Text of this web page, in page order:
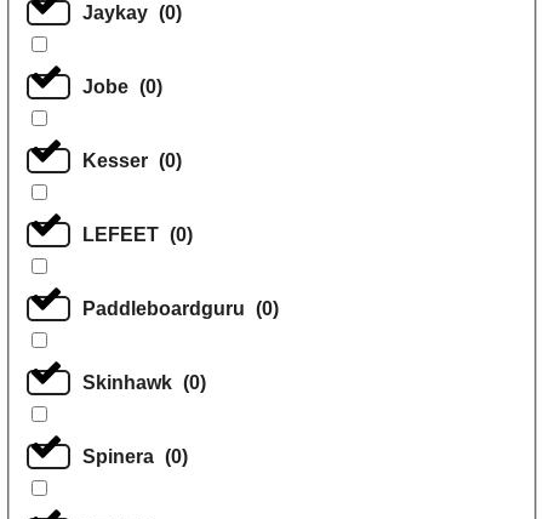
Jaykay (0)
Jobe (0)
Kesser (0)
LEFEET (0)
Paddleboardguru (0)
Skinhawk (0)
Spinera (0)